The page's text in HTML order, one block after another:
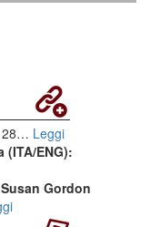
28… Leggi
(ITA/ENG):
Gordon